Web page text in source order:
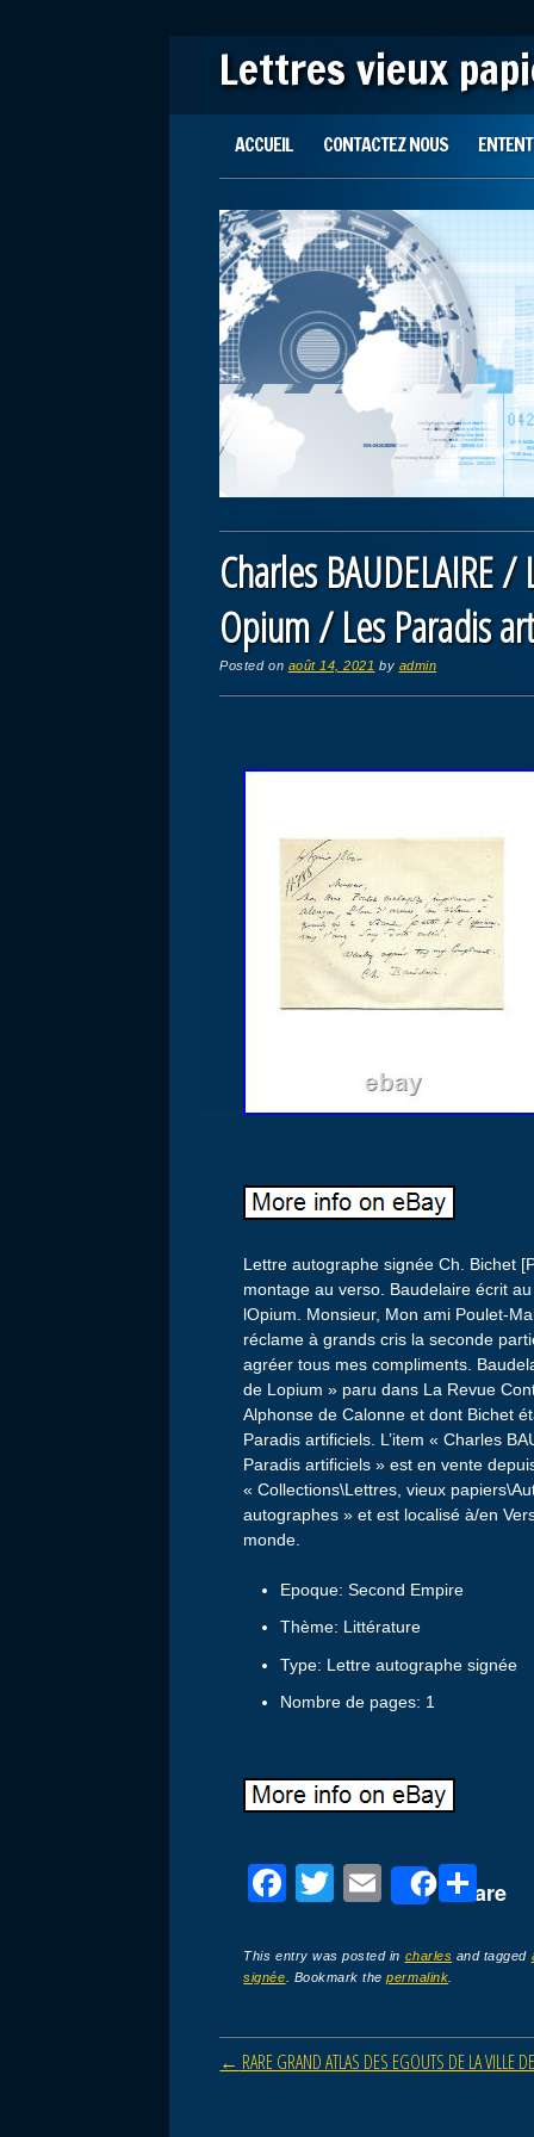
Lettres vieux
Main menu
ACCUEIL CONTACTEZ NOUS
Charles BAUDELAIRE
Opium / Les Paradis
Posted on août 14, 2021 by admin
Lettre autographe signée Ch. Bichet
montage au verso. Baudelaire écrit
lOpium. Monsieur, Mon ami Poulet-
réclame à grands cris la seconde
agréer tous mes compliments.
de Lopium » paru dans La Revue
Alphonse de Calonne et dont Bichet
Paradis artificiels. L’item « Charles
Paradis artificiels » est en vente
« Collections\Lettres, vieux
autographes » et est localisé à/en
monde.
Epoque: Second Empire
Thème: Littérature
Type: Lettre autographe signée
Nombre de pages: 1
F
c
e
b
o
T
tt
er
E
ail
Share
P
ta
er
This entry was posted in charles and tagged
signée . Bookmark thepermalink
Post navigation
← RARE GRAND ATLAS DES EGOUTS DE LA VILLE